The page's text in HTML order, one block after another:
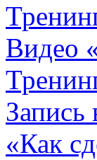
Видео
Запись
«Как